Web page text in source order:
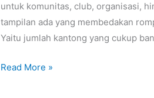
untuk komunitas, club, organisasi,
tampilan ada yang membedakan
Yaitu jumlah kantong yang cukup
Rompi
Read More »